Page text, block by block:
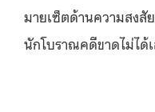
มายเซ็ตด้านความสงสั
นักโบราณคดีขาดไม่ได้